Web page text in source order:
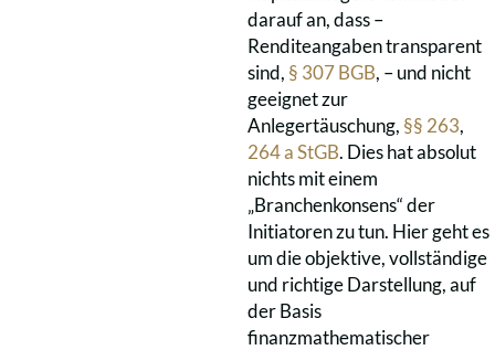
darauf an, dass –
Renditeangaben transparent
sind, § 307 BGB, – und nicht
geeignet zur
Anlegertäuschung, §§ 263,
264 a StGB. Dies hat absolut
nichts mit einem
„Branchenkonsens“ der
Initiatoren zu tun. Hier geht es
um die objektive, vollständige
und richtige Darstellung, auf
der Basis
finanzmathematischer